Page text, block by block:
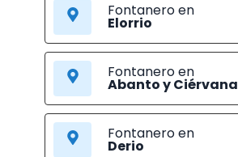
Fontanero en
Elorrio
Fontanero en
Abanto y Ciérvana
Fontanero en
Derio